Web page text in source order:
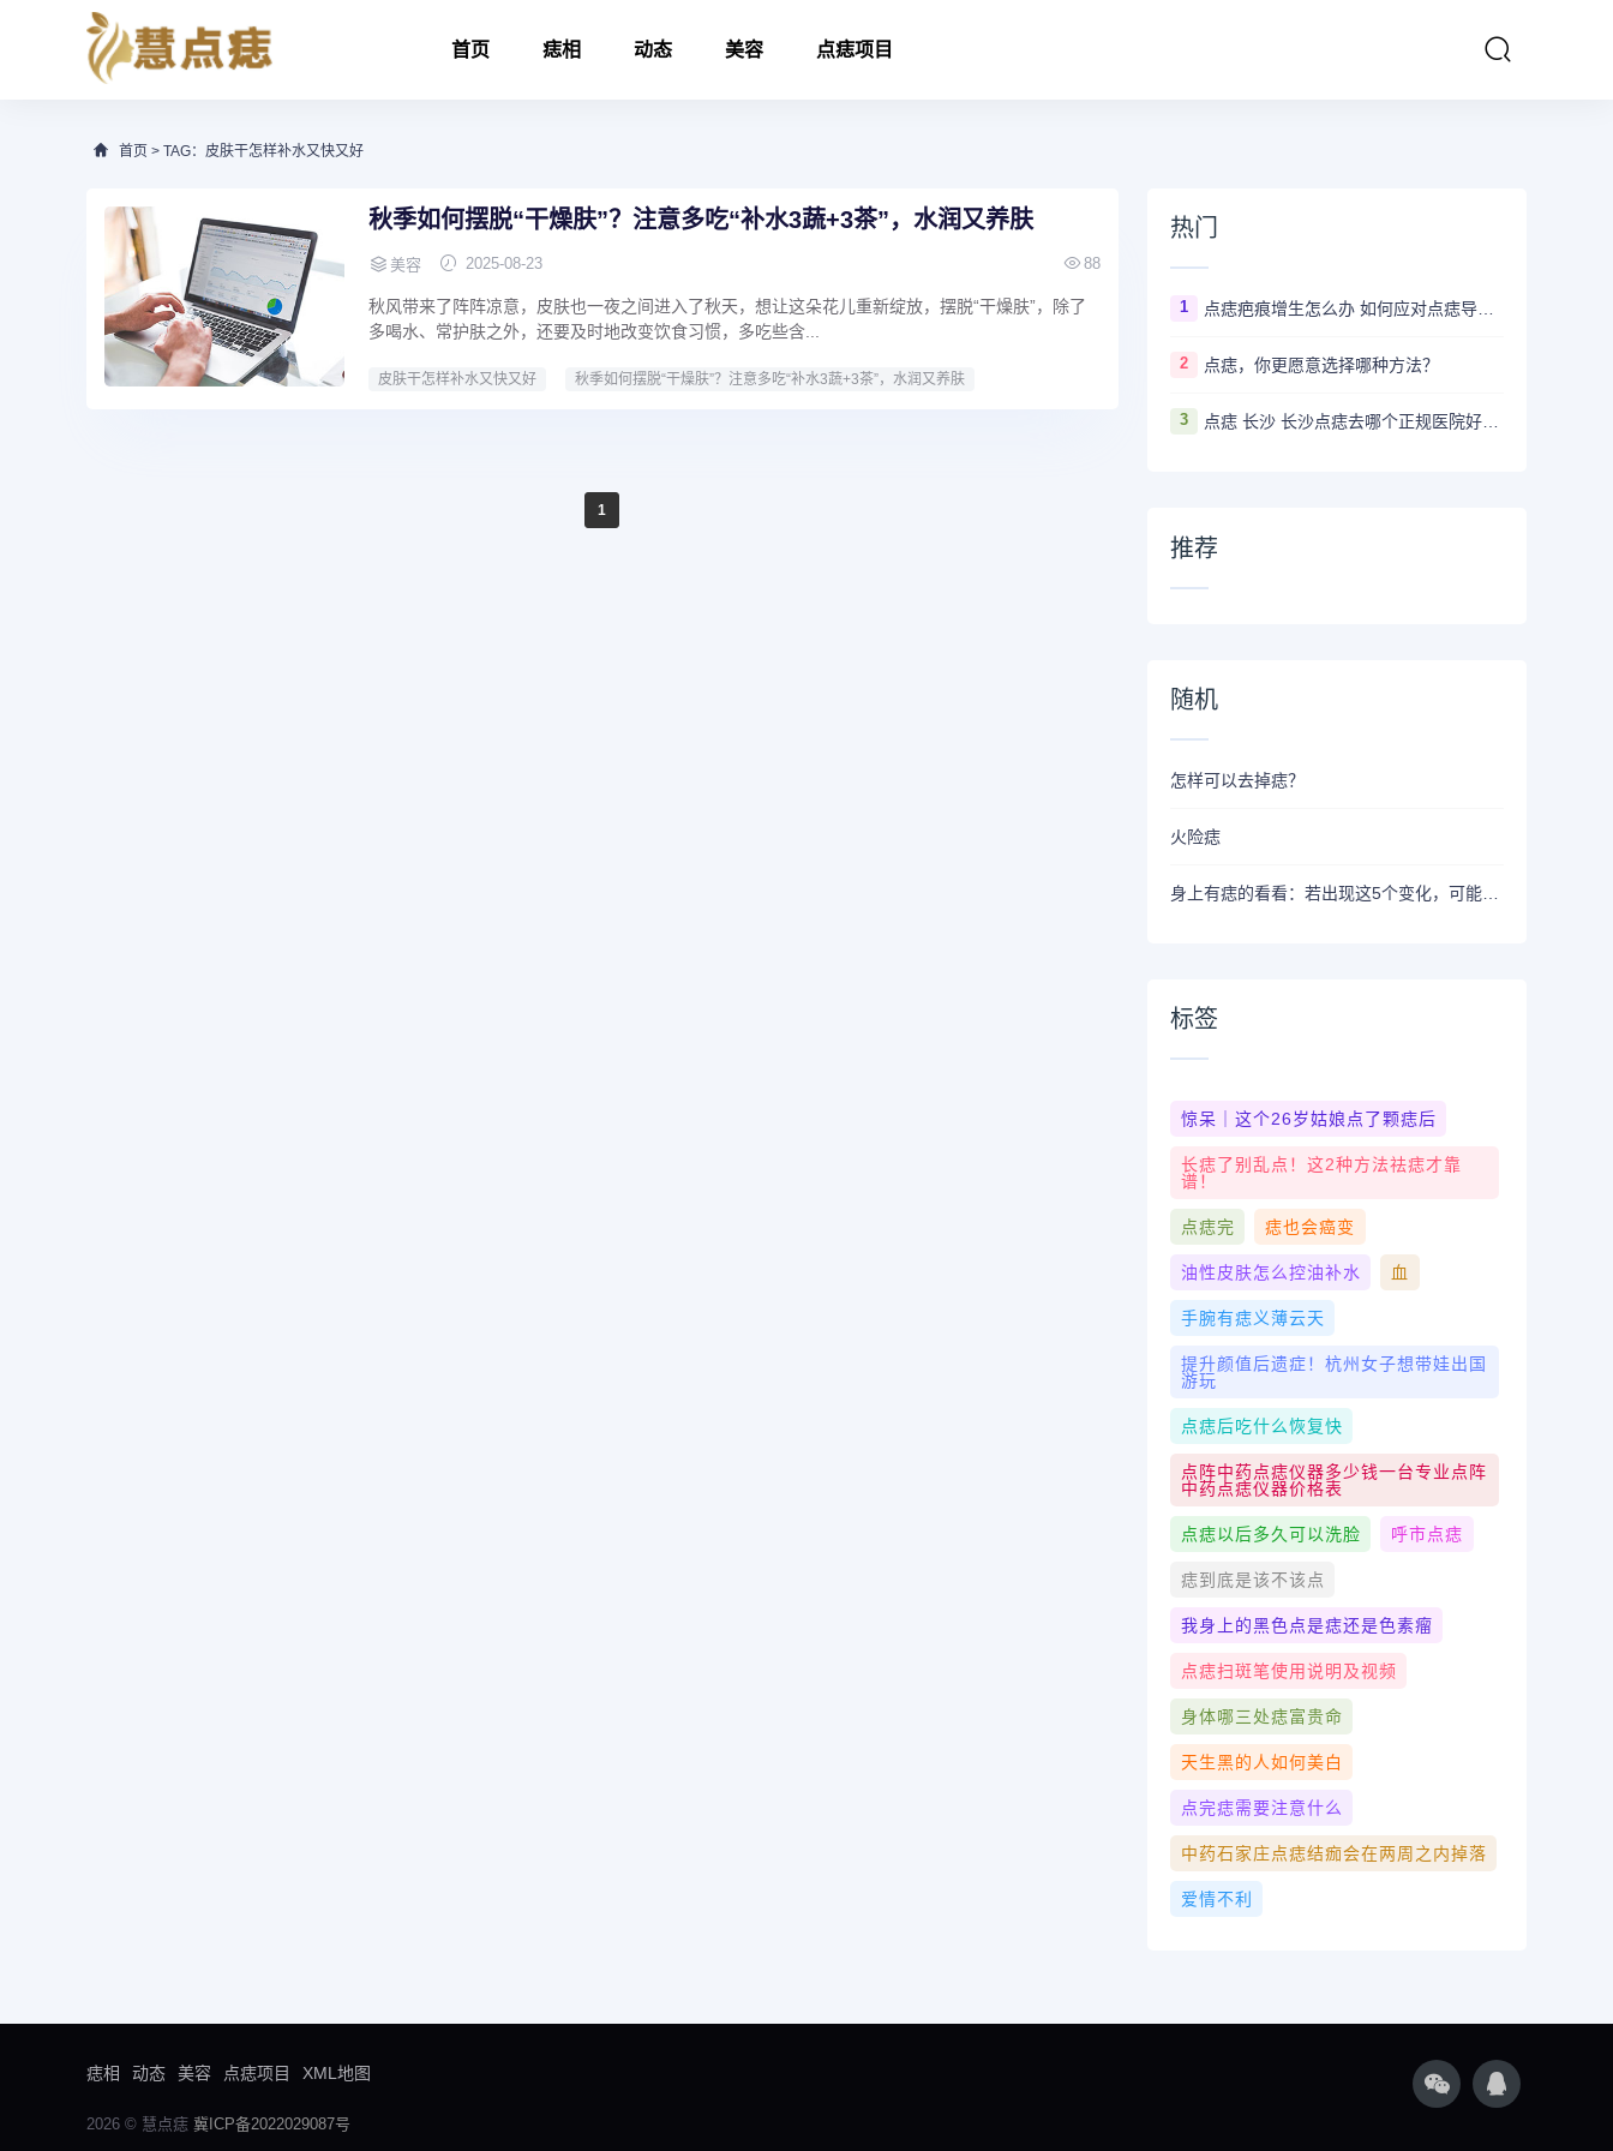
首页 痣相 动态 美容 点痣项目
首页 > TAG：皮肤干怎样补水又快又好
秋季如何摆脱“干燥肤”？注意多吃“补水3蔬+3茶”，水润又养肤
美容 2025-08-23 88
秋风带来了阵阵凉意，皮肤也一夜之间进入了秋天，想让这朵花儿重新绽放，摆脱“干燥肤”，除了
多喝水、常护肤之外，还要及时地改变饮食习惯，多吃些含...
皮肤干怎样补水又快又好 秋季如何摆脱“干燥肤”？注意多吃“补水3蔬+3茶”，水润又养肤
1
热门
1 点痣疤痕增生怎么办 如何应对点痣导致的疤痕增生
2 点痣，你更愿意选择哪种方法？
3 点痣 长沙 长沙点痣去哪个正规医院好？推荐5家口碑超棒且价格实惠的好医院
推荐
随机
怎样可以去掉痣？
火险痣
标签
惊呆｜这个26岁姑娘点了颗痣后
长痣了别乱点！这2种方法祛痣才靠
谱！
点痣完 痣也会癌变
油性皮肤怎么控油补水 血
手腕有痣义薄云天
提升颜值后遗症！杭州女子想带娃出国
游玩
点痣后吃什么恢复快
点阵中药点痣仪器多少钱一台专业点阵
中药点痣仪器价格表
点痣以后多久可以洗脸 呼市点痣
痣到底是该不该点
我身上的黑色点是痣还是色素瘤
点痣扫斑笔使用说明及视频
身体哪三处痣富贵命
天生黑的人如何美白
点完痣需要注意什么
中药石家庄点痣结痂会在两周之内掉落
爱情不利
痣相 动态 美容 点痣项目 XML地图
2026 © 慧点痣 冀ICP备2022029087号